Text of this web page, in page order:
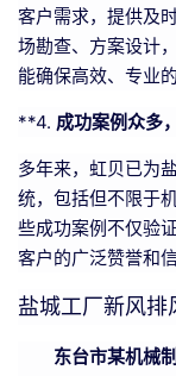
客户需求，提供及
场勘查、方案设计
能确保高效、专业
**4. 成功案例众多
多年来，虹贝已为
统，包括但不限于
些成功案例不仅验
客户的广泛赞誉和信
盐城工厂新风排
东台市某机械